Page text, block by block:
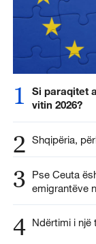
1
Si paraqitet
vitin 2026?
2 Shqipëria,
3
Pse Ceuta
emigrantëve
4 Ndërtimi i një